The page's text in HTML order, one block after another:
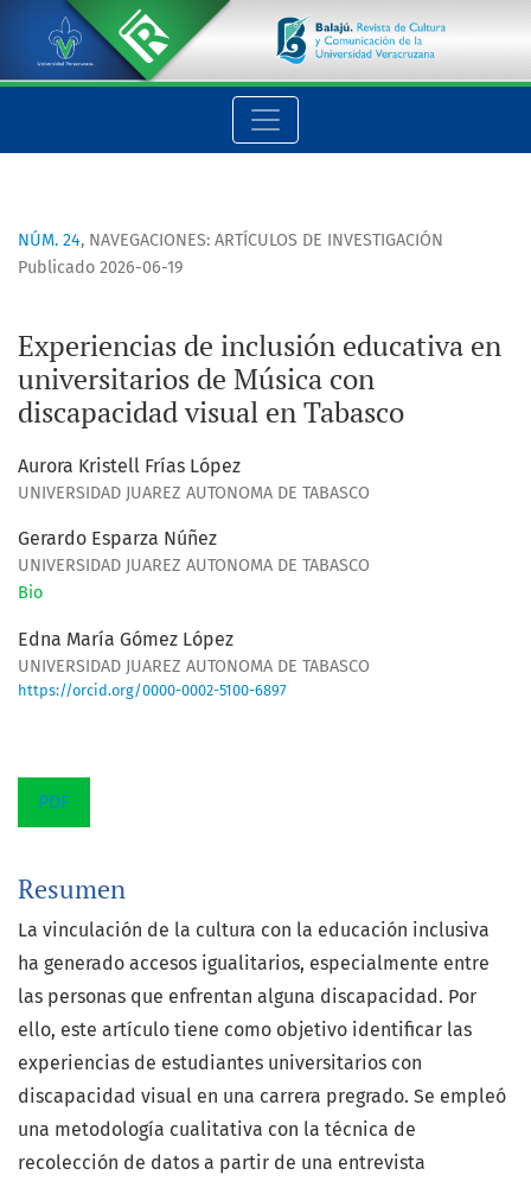
Experiencias de inclusión educativa en universitarios de
NÚM. 24, NAVEGACIONES: ARTÍCULOS DE INVESTIGACIÓN
Experiencias de inclusión educativa en
universitarios de Música con
discapacidad visual en Tabasco
Publicado 2026-06-19
Aurora Kristell Frías López
UNIVERSIDAD JUAREZ AUTONOMA DE TABASCO
Gerardo Esparza Núñez
UNIVERSIDAD JUAREZ AUTONOMA DE TABASCO
Bio
Edna María Gómez López
UNIVERSIDAD JUAREZ AUTONOMA DE TABASCO
https://orcid.org/0000-0002-5100-6897
PDF
Resumen
La vinculación de la cultura con la educación inclusiva
ha generado accesos igualitarios, especialmente entre
las personas que enfrentan alguna discapacidad. Por
ello, este artículo tiene como objetivo identificar las
experiencias de estudiantes universitarios con
discapacidad visual en una carrera pregrado. Se empleó
una metodología cualitativa con la técnica de
recolección de datos a partir de una entrevista